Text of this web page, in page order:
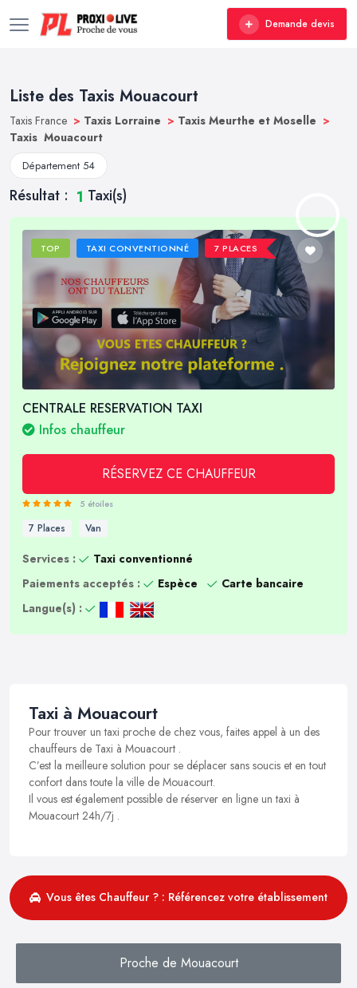
Demande devis
Liste des Taxis Mouacourt
Taxis France > Taxis Lorraine > Taxis Meurthe et Moselle >
Taxis Mouacourt
Département 54
Résultat : 1 Taxi(s)
TOP TAXI CONVENTIONNÉ 7 PLACES
CENTRALE RESERVATION TAXI
Infos chauffeur
RÉSERVEZ CE CHAUFFEUR
5 étoiles
7 Places Van
Services :
Taxi conventionné
Paiements acceptés :
Espèce
Carte bancaire
Langue(s) :
Taxi à Mouacourt
Pour trouver un taxi proche de chez vous, faites appel à un des
chauffeurs de Taxi à Mouacourt .
C’est la meilleure solution pour se déplacer sans soucis et en tout
confort dans toute la ville de Mouacourt.
Il vous est également possible de réserver en ligne un taxi à
Mouacourt 24h/7j .
Vous êtes Chauffeur ? : Référencez votre établissement
Proche de Mouacourt